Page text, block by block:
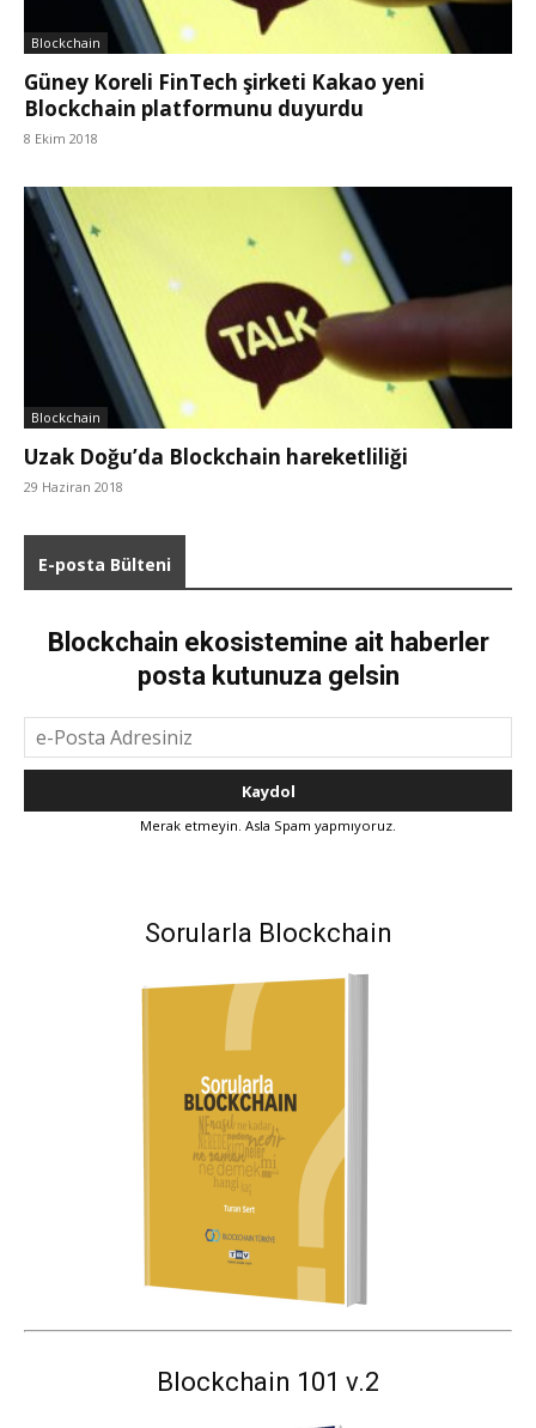
Blockchain
Güney Koreli FinTech şirketi Kakao yeni
Blockchain platformunu duyurdu
8 Ekim 2018
Blockchain
Uzak Doğu’da Blockchain hareketliliği
29 Haziran 2018
E-posta Bülteni
Blockchain ekosistemine ait haberler
posta kutunuza gelsin
Merak etmeyin. Asla Spam yapmıyoruz.
Sorularla Blockchain
Blockchain 101 v.2